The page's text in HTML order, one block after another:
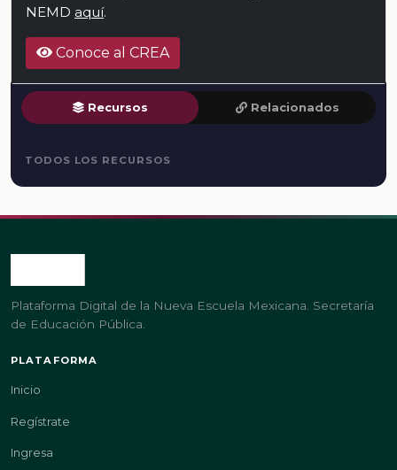
NEMD aquí.
Conoce al CREA
Recursos Relacionados
TODOS LOS RECURSOS
Plataforma Digital de la Nueva Escuela Mexicana. Secretaría
de Educación Pública.
PLATAFORMA
Inicio
Regístrate
Ingresa